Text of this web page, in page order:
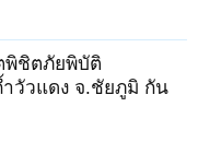
พิชิตภัยพิบัติ
วัวแดง จ.ชัยภูมิ กัน